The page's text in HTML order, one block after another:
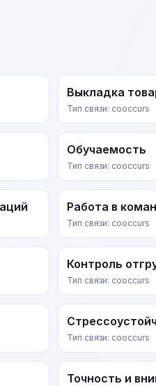
Выкладка
Тип связи: cooccurs
Обучаемость
Тип связи: cooccurs
Работа в
Тип связи: cooccurs
Контроль
Тип связи: cooccurs
Тип связи: cooccurs
Точность и